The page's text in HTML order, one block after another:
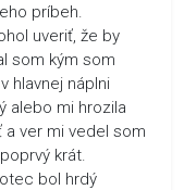
príbeh.
uveriť, že by
som kým som
hlavnej náplni
alebo mi hrozila
ver mi vedel som
krát.
bol hrdý